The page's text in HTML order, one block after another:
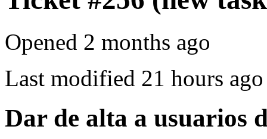
Opened 2 months ago
Last modified 21 hours ago
Dar de alta a usuarios